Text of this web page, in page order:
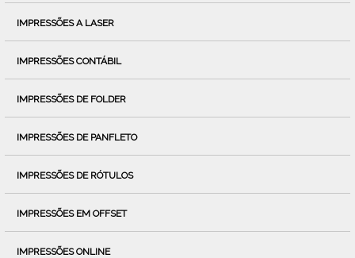
IMPRESSÕES A LASER
IMPRESSÕES CONTÁBIL
IMPRESSÕES DE FOLDER
IMPRESSÕES DE PANFLETO
IMPRESSÕES DE RÓTULOS
IMPRESSÕES EM OFFSET
IMPRESSÕES ONLINE